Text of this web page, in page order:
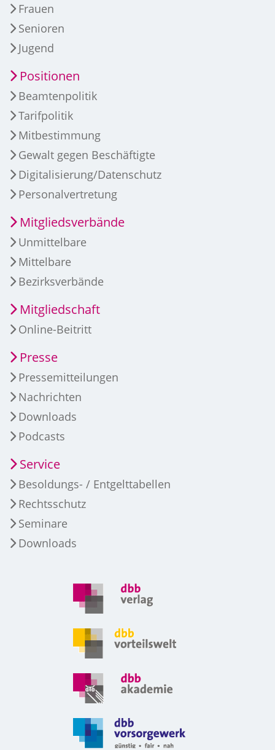
Frauen
Senioren
Jugend
Positionen
Beamtenpolitik
Tarifpolitik
Mitbestimmung
Gewalt gegen Beschäftigte
Digitalisierung/Datenschutz
Personalvertretung
Mitgliedsverbände
Unmittelbare
Mittelbare
Bezirksverbände
Mitgliedschaft
Online-Beitritt
Presse
Pressemitteilungen
Nachrichten
Downloads
Podcasts
Service
Besoldungs- / Entgelttabellen
Rechtsschutz
Seminare
Downloads